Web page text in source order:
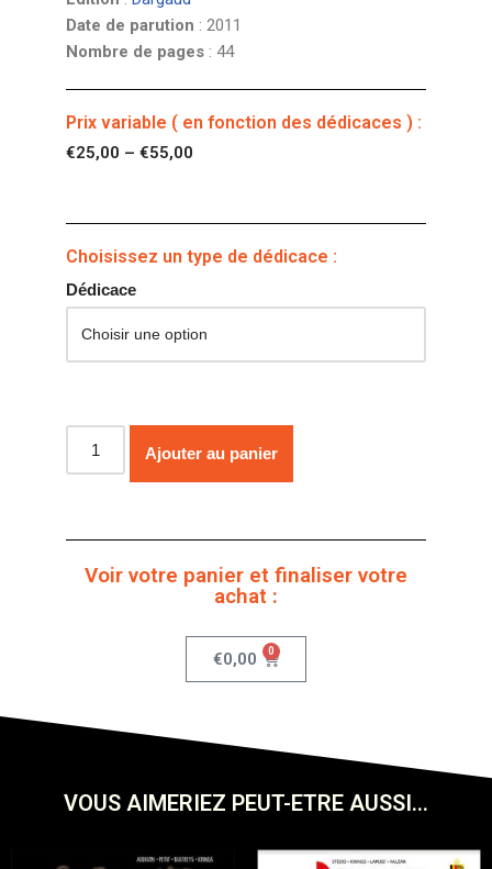
Date de parution : 2011
Nombre de pages : 44
Prix variable ( en fonction des dédicaces ) :
€25,00 – €55,00
Choisissez un type de dédicace :
Dédicace
Ajouter au panier
Voir votre panier et finaliser votre
achat :
€0,00 0
VOUS AIMERIEZ PEUT-ETRE AUSSI...